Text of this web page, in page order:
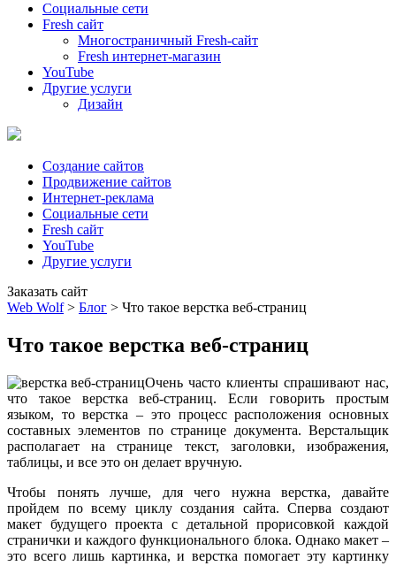
Социальные сети
Fresh сайт
Многостраничный Fresh-сайт
Fresh интернет-магазин
YouTube
Другие услуги
Дизайн
Создание сайтов
Продвижение сайтов
Интернет-реклама
Социальные сети
Fresh сайт
YouTube
Другие услуги
Заказать сайт
Web Wolf> Блог > Что такое верстка веб-страниц
Что такое верстка веб-страниц
Очень часто клиенты спрашивают нас,
что такое верстка веб-страниц. Если говорить простым
языком, то верстка – это процесс расположения основных
составных элементов по странице документа. Верстальщик
располагает на странице текст, заголовки, изображения,
таблицы, и все это он делает вручную.
Чтобы понять лучше, для чего нужна верстка, давайте
пройдем по всему циклу создания сайта. Сперва создают
макет будущего проекта с детальной прорисовкой каждой
странички и каждого функционального блока. Однако макет –
это всего лишь картинка, и верстка помогает эту картинку